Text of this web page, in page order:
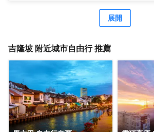
客，酒店還為您提供了瓶裝水。除此之外
小時熱水的浴室是您消除一天疲勞的好地
自己的房間舒適的用餐，酒店可提供客房
的香蘭葉蛋奶煎糕、Nobu（日本料理）
Miso和Restoran Rebung Chef Ismail（東
沙或許能勾起您的食慾。酒店種類繁多的
位下榻於此的您創造多元化的休閒空間，
和室外泳池。酒店的會議廳將熱情的服務
地結合在一起。客人如需兌換貨幣，酒店
換服務。
展開
吉隆坡 附近城市自由行 推薦